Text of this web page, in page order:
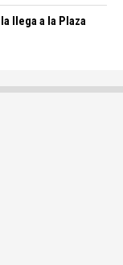
llega a la Plaza